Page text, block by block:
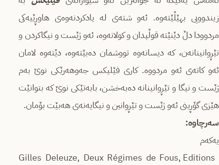
زیندوویی بهێڵێتەوە. ئەو شتەی لە یادكردنەوەی هاوڕێیەكی
مردوودا دڵ دێنێتە قوڵپدان و كولانەوە، ئەو ژێست و نیگاكردن و
تێڕوانینانەن، كە دیسانەوە تووشمان دەبێتەوە، دێتەوە لامان
ئەو كاتەی ئەو مردووە. كاری فێلیكس جەوهەرێكی نوێ بەم
ژێست و نیگا و تێڕوانینانە دەبەخشن، بابەتێكی نوێ كە بتوانێت
هێزی گۆڕینی ئەو ژێست و تێڕوانین و نیگایەنەی هەبێت بۆمان.
سەرچاوە:
Gilles Deleuze, Deux Régimes de Fous, Editions